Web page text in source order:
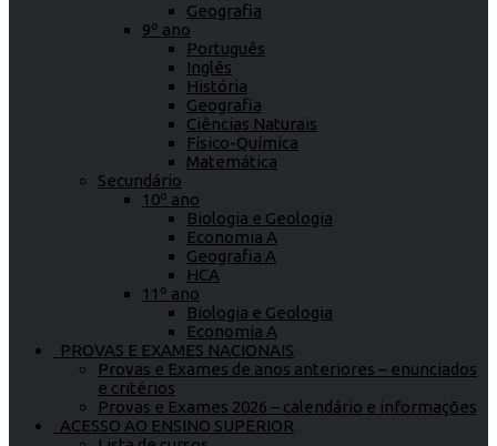
Geografia
9º ano
Português
Inglês
História
Geografia
Ciências Naturais
Físico-Química
Matemática
Secundário
10º ano
Biologia e Geologia
Economia A
Geografia A
HCA
11º ano
Biologia e Geologia
Economia A
PROVAS E EXAMES NACIONAIS
Provas e Exames de anos anteriores – enunciados
e critérios
Provas e Exames 2026 – calendário e informações
ACESSO AO ENSINO SUPERIOR